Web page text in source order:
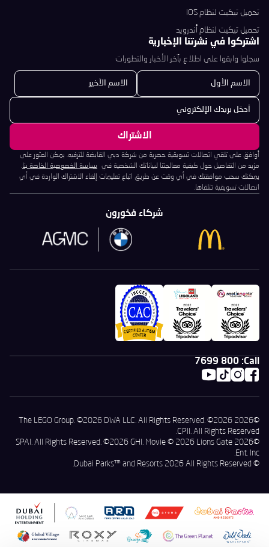
اشتركوا في نشرتنا الإخبارية
سجلوا وابقوا على اطلاع بآخر الأخبار والتطورات
أوافق على تلقي اتصالات تسويقية حصرية من شركة دبي القابضة للترفيه. يمكن العثور على
مزيد من التفاصيل حول كيفية معالجتنا لبياناتك الشخصية في
سياسة الخصوصية الخاصة بنا.
يمكنك سحب موافقتك في أي وقت عن طريق اتباع تعليمات إلغاء الاشتراك الواردة في أي
اتصالات تسويقية تتلقاها.
تحميل تيكيت لنظام iOS
تحميل تيكيت لنظام أندرويد
Call:
800 7699
شركاء فخورون
©2026 The LEGO Group. ©2026 DWA LLC. All Rights Reserved. ©2026
CPII. All Rights Reserved.
©2026 SPAI. All Rights Reserved. ©2026 GHI. Movie © 2026 Lions Gate
Ent. Inc.
© Dubai Parks™ and Resorts 2026 All Rights Reserved.